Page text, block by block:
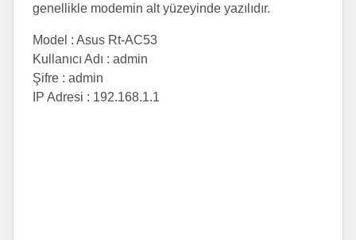
genellikle modemin alt yüzeyinde yazılıdır.
Model : Asus Rt-AC53
Kullanıcı Adı : admin
Şifre : admin
IP Adresi : 192.168.1.1